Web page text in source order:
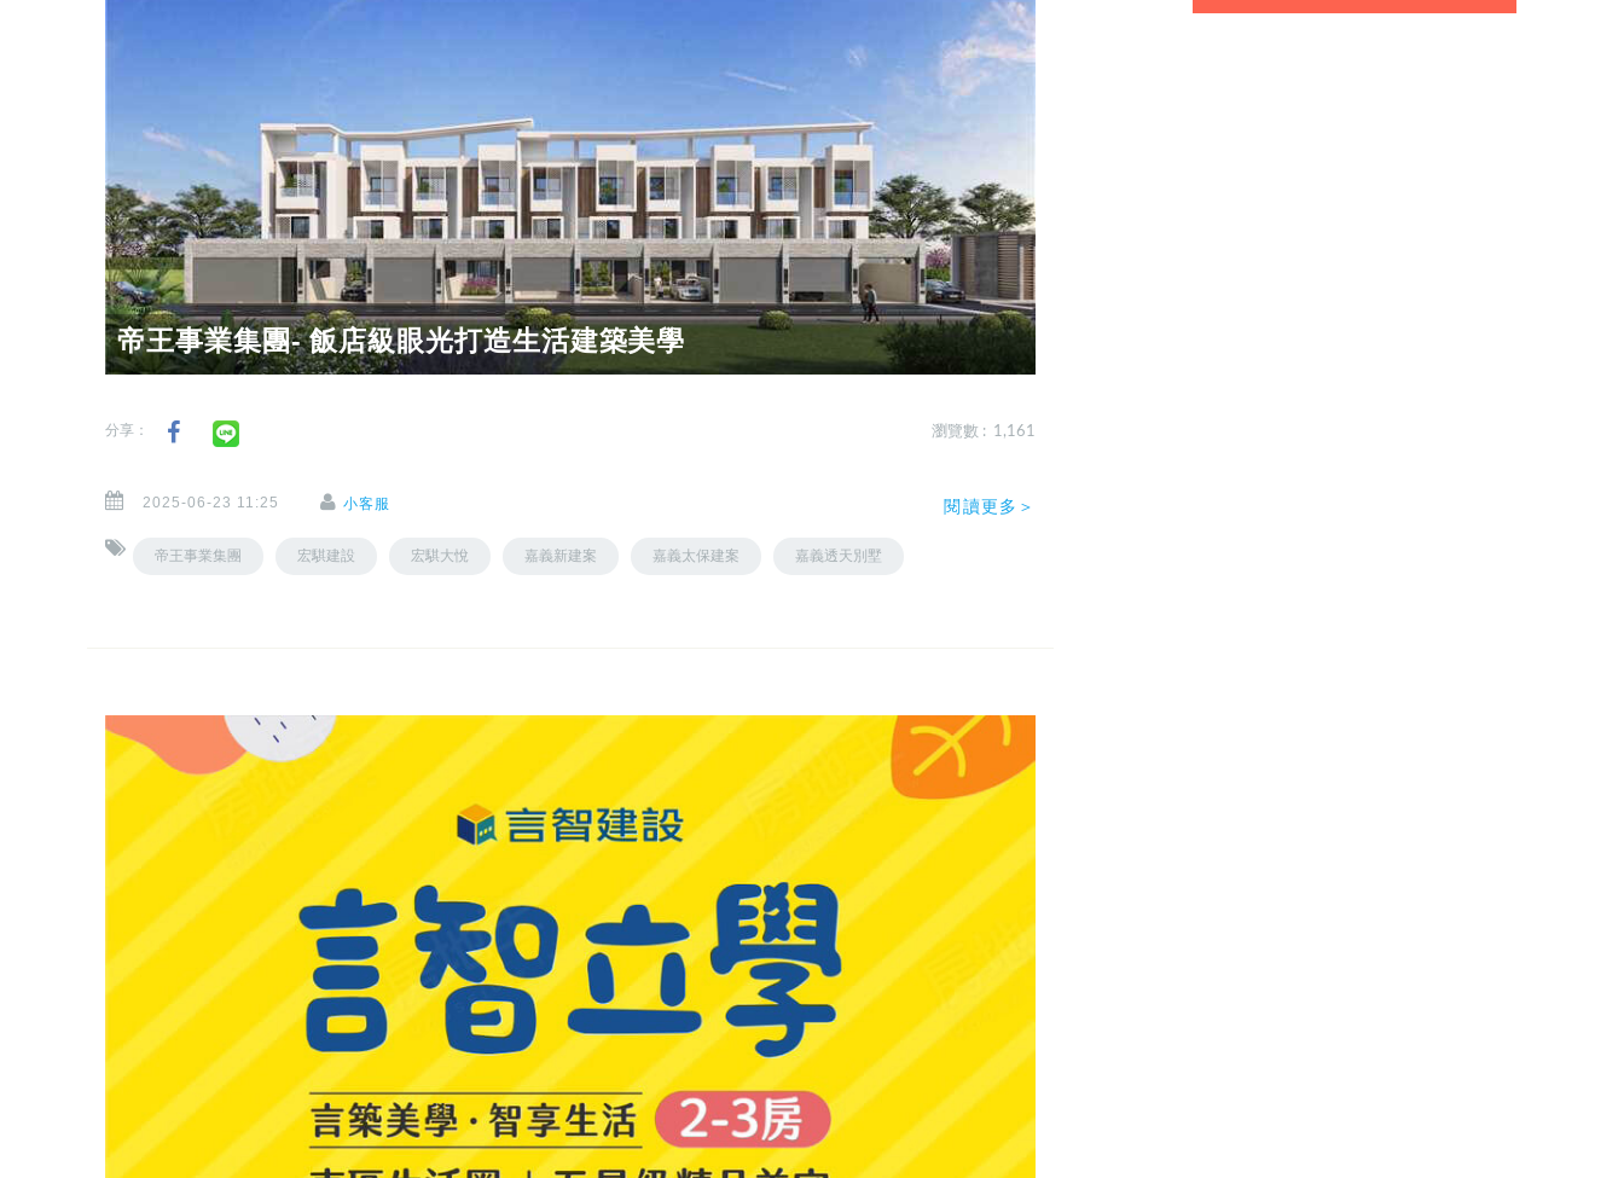
帝王事業集團- 飯店級眼光打造生活建築美學
分享： 瀏覽數 : 1,161
2025-06-23 11:25 小客服
帝王事業集團 宏騏建設 宏騏大悅 嘉義新建案 嘉義太保建案 嘉義透天別墅
閱讀更多＞